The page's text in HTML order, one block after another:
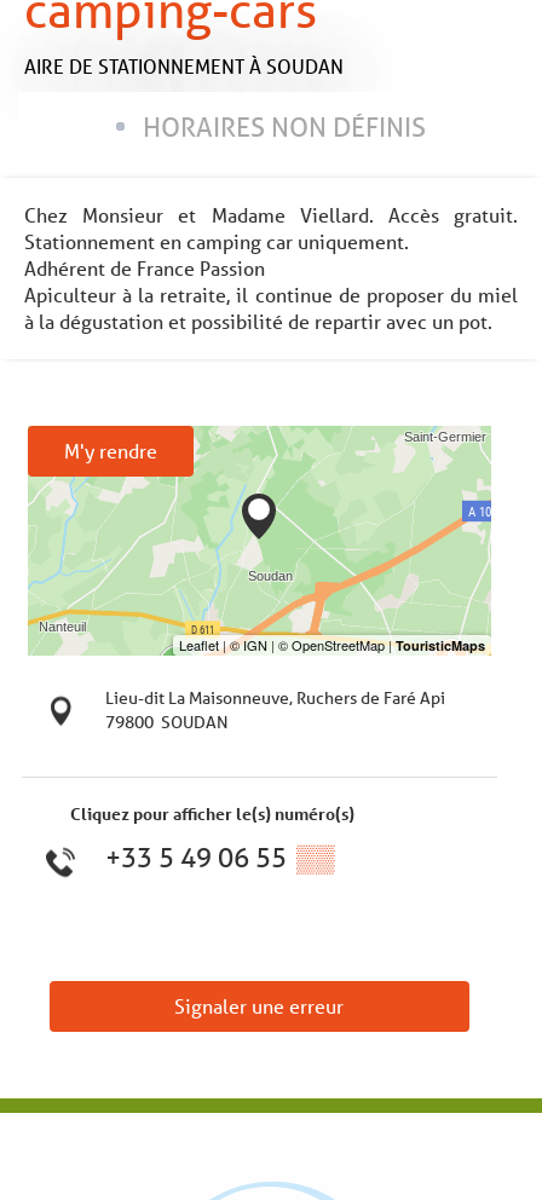
AIRE DE STATIONNEMENTÀ SOUDAN
HORAIRES NON DÉFINIS
Chez Monsieur et Madame Viellard. Accès gratuit.
Stationnement en camping car uniquement.
Adhérent de France Passion
Apiculteur à la retraite, il continue de proposer du miel
à la dégustation et possibilité de repartir avec un pot.
M'y rendre
Lieu-dit La Maisonneuve, Ruchers de Faré Api
79800 SOUDAN
Cliquez pour afficher le(s) numéro(s)
+33 5 49 06 55 ▒▒
Signaler une erreur